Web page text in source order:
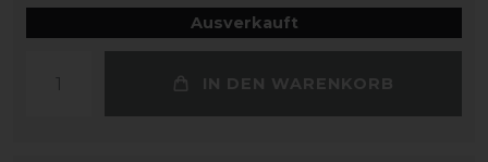
Ausverkauft
IN DEN WARENKORB